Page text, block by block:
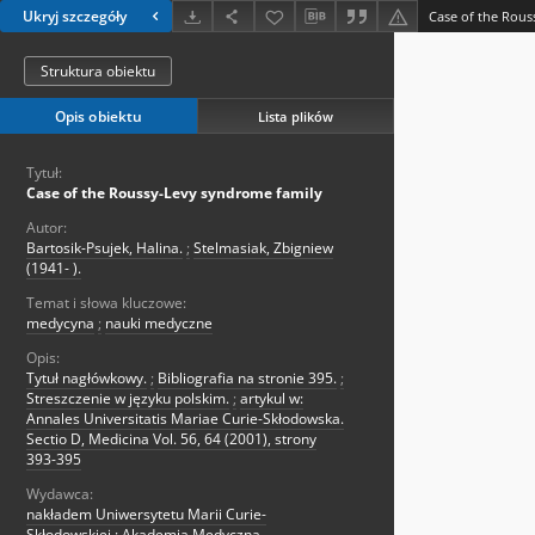
Ukryj szczegóły Case of the
Struktura obiektu
Opis obiektu Lista plików
Tytuł:
Case of the Roussy-Levy syndrome family
Autor:
Bartosik-Psujek, Halina. ; Stelmasiak, Zbigniew
(1941- ).
Temat i słowa kluczowe:
medycyna ; nauki medyczne
Opis:
Tytuł nagłówkowy. ; Bibliografia na stronie 395. ;
Streszczenie w języku polskim. ; artykul w:
Annales Universitatis Mariae Curie-Skłodowska.
Sectio D, Medicina Vol. 56, 64 (2001), strony
393-395
Wydawca:
nakładem Uniwersytetu Marii Curie-